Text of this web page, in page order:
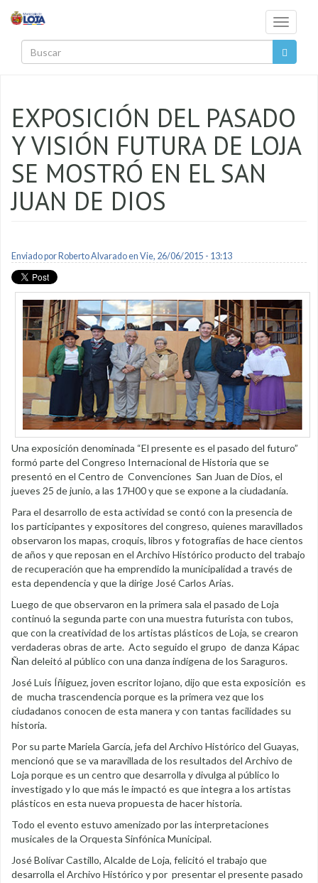
Toggle
EXPOSICIÓN DEL PASADO
Y VISIÓN FUTURA DE LOJA
SE MOSTRÓ EN EL SAN
JUAN DE DIOS
Enviado por Roberto Alvaradoen Vie, 26/06/2015 - 13:13
Una exposición denominada “El presente es el pasado del futuro”
formó parte del Congreso Internacional de Historia que se
presentó en el Centro de Convenciones San Juan de Dios, el
jueves 25 de junio, a las 17H00 y que se expone a la ciudadanía.
Para el desarrollo de esta actividad se contó con la presencia de
los participantes y expositores del congreso, quienes maravillados
observaron los mapas, croquis, libros y fotografías de hace cientos
de años y que reposan en el Archivo Histórico producto del trabajo
de recuperación que ha emprendido la municipalidad a través de
esta dependencia y que la dirige José Carlos Arias.
Luego de que observaron en la primera sala el pasado de Loja
continuó la segunda parte con una muestra futurista con tubos,
que con la creatividad de los artistas plásticos de Loja, se crearon
verdaderas obras de arte. Acto seguido el grupo de danza Kápac
Ñan deleitó al público con una danza indígena de los Saraguros.
José Luis Íñiguez, joven escritor lojano, dijo que esta exposición es
de mucha trascendencia porque es la primera vez que los
ciudadanos conocen de esta manera y con tantas facilidades su
historia.
Por su parte Mariela García, jefa del Archivo Histórico del Guayas,
mencionó que se va maravillada de los resultados del Archivo de
Loja porque es un centro que desarrolla y divulga al público lo
investigado y lo que más le impactó es que integra a los artistas
plásticos en esta nueva propuesta de hacer historia.
Todo el evento estuvo amenizado por las interpretaciones
musicales de la Orquesta Sinfónica Municipal.
José Bolívar Castillo, Alcalde de Loja, felicitó el trabajo que
desarrolla el Archivo Histórico y por presentar el presente pasado